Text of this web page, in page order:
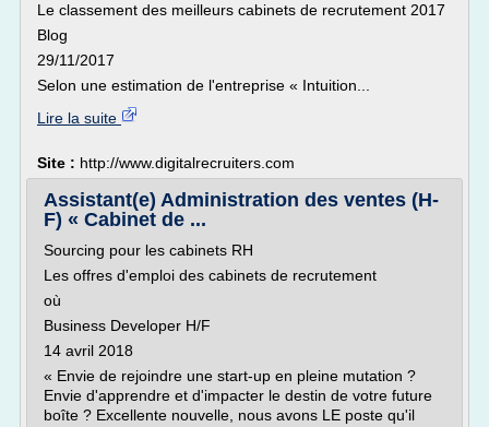
Le classement des meilleurs cabinets de recrutement 2017
Blog
29/11/2017
Selon une estimation de l'entreprise « Intuition...
Lire la suite
Site : http://www.digitalrecruiters.com
Assistant(e) Administration des ventes (H-
F) « Cabinet de ...
Sourcing pour les cabinets RH
Les offres d'emploi des cabinets de recrutement
où
Business Developer H/F
14 avril 2018
« Envie de rejoindre une start-up en pleine mutation ?
Envie d'apprendre et d'impacter le destin de votre future
boîte ? Excellente nouvelle, nous avons LE poste qu'il